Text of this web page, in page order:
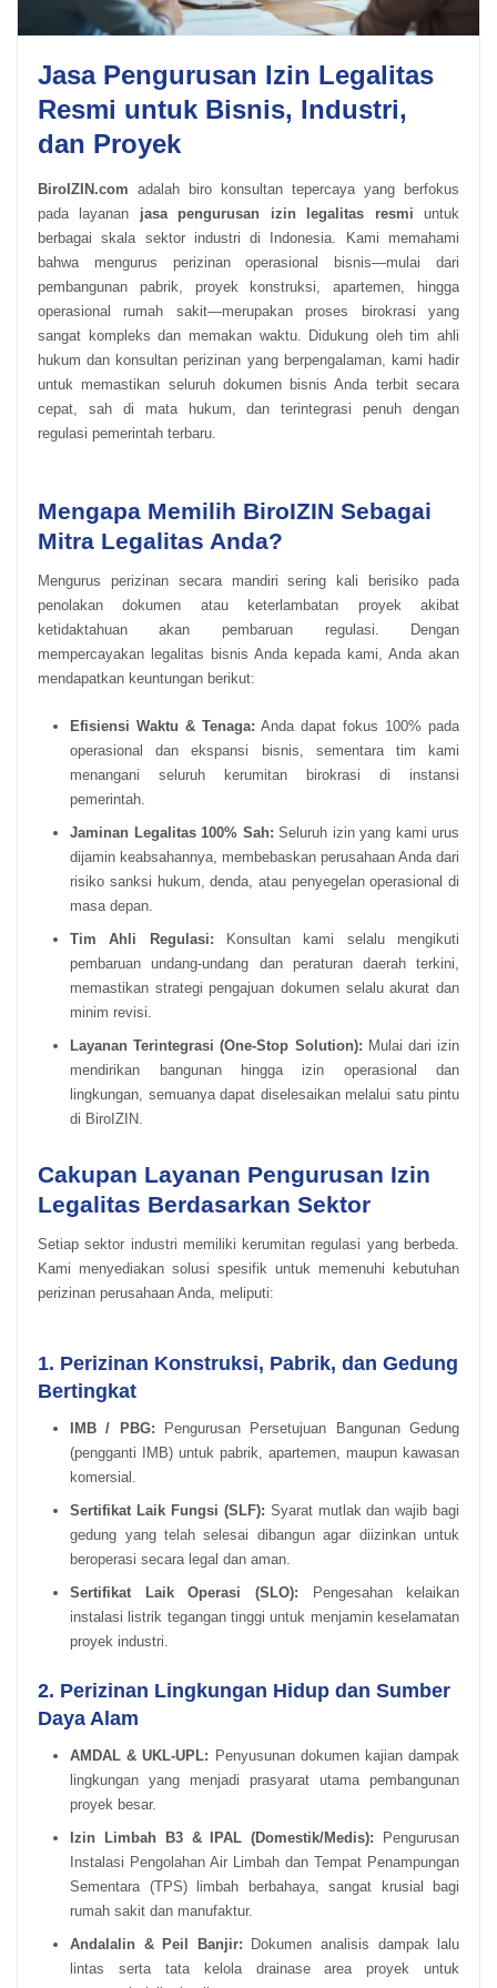
Jasa Pengurusan Izin Legalitas
Resmi untuk Bisnis, Industri,
dan Proyek
BiroIZIN.com adalah biro konsultan tepercaya yang berfokus
pada layanan jasa pengurusan izin legalitas resmi untuk
berbagai skala sektor industri di Indonesia. Kami memahami
bahwa mengurus perizinan operasional bisnis—mulai dari
pembangunan pabrik, proyek konstruksi, apartemen, hingga
operasional rumah sakit—merupakan proses birokrasi yang
sangat kompleks dan memakan waktu. Didukung oleh tim ahli
hukum dan konsultan perizinan yang berpengalaman, kami hadir
untuk memastikan seluruh dokumen bisnis Anda terbit secara
cepat, sah di mata hukum, dan terintegrasi penuh dengan
regulasi pemerintah terbaru.
Mengapa Memilih BiroIZIN Sebagai
Mitra Legalitas Anda?
Mengurus perizinan secara mandiri sering kali berisiko pada
penolakan dokumen atau keterlambatan proyek akibat
ketidaktahuan akan pembaruan regulasi. Dengan
mempercayakan legalitas bisnis Anda kepada kami, Anda akan
mendapatkan keuntungan berikut:
Efisiensi Waktu & Tenaga: Anda dapat fokus 100% pada
operasional dan ekspansi bisnis, sementara tim kami
menangani seluruh kerumitan birokrasi di instansi
pemerintah.
Jaminan Legalitas 100% Sah: Seluruh izin yang kami urus
dijamin keabsahannya, membebaskan perusahaan Anda dari
risiko sanksi hukum, denda, atau penyegelan operasional di
masa depan.
Tim Ahli Regulasi: Konsultan kami selalu mengikuti
pembaruan undang-undang dan peraturan daerah terkini,
memastikan strategi pengajuan dokumen selalu akurat dan
minim revisi.
Layanan Terintegrasi (One-Stop Solution): Mulai dari izin
mendirikan bangunan hingga izin operasional dan
lingkungan, semuanya dapat diselesaikan melalui satu pintu
di BiroIZIN.
Cakupan Layanan Pengurusan Izin
Legalitas Berdasarkan Sektor
Setiap sektor industri memiliki kerumitan regulasi yang berbeda.
Kami menyediakan solusi spesifik untuk memenuhi kebutuhan
perizinan perusahaan Anda, meliputi:
1. Perizinan Konstruksi, Pabrik, dan Gedung
Bertingkat
IMB / PBG: Pengurusan Persetujuan Bangunan Gedung
(pengganti IMB) untuk pabrik, apartemen, maupun kawasan
komersial.
Sertifikat Laik Fungsi (SLF): Syarat mutlak dan wajib bagi
gedung yang telah selesai dibangun agar diizinkan untuk
beroperasi secara legal dan aman.
Sertifikat Laik Operasi (SLO): Pengesahan kelaikan
instalasi listrik tegangan tinggi untuk menjamin keselamatan
proyek industri.
2. Perizinan Lingkungan Hidup dan Sumber
Daya Alam
AMDAL & UKL-UPL: Penyusunan dokumen kajian dampak
lingkungan yang menjadi prasyarat utama pembangunan
proyek besar.
Izin Limbah B3 & IPAL (Domestik/Medis): Pengurusan
Instalasi Pengolahan Air Limbah dan Tempat Penampungan
Sementara (TPS) limbah berbahaya, sangat krusial bagi
rumah sakit dan manufaktur.
Andalalin & Peil Banjir: Dokumen analisis dampak lalu
lintas serta tata kelola drainase area proyek untuk